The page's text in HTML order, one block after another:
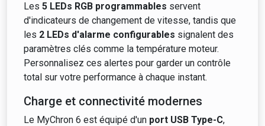
Les 5 LEDs RGB programmables servent
d'indicateurs de changement de vitesse, tandis que
les 2 LEDs d'alarme configurables signalent des
paramètres clés comme la température moteur.
Personnalisez ces alertes pour garder un contrôle
total sur votre performance à chaque instant.
Charge et connectivité modernes
Le MyChron 6 est équipé d'un port USB Type-C,